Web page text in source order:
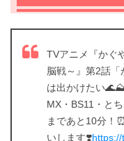
TVアニメ『かぐ
脳戦～』第2話
は出かけたい
MX・BS11・と
まであと10分！
いします❣️